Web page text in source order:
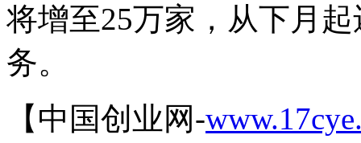
将增至25万家，从下月
务。
【中国创业网-